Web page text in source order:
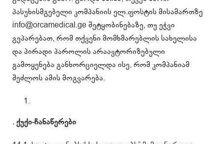
პასუხისმგებელი კომპანიის ელ.ფოსტის მისამართზე
info@orcamedical.ge შეტყობინებაზე, თუ ეჭვი
გეპარებათ, რომ თქვენი მომხმარებლის სახელისა
და პირადი პაროლის არაავტორიზებული
გამოყენება განხორციელდა ისე, რომ კომპანიამ
შეძლოს ამის მოგვარება.
. ქუქი-ჩანაწერები